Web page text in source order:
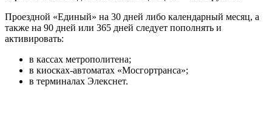
Проездной «Единый» на 30 дней либо календарный месяц, а
также на 90 дней или 365 дней следует пополнять и
активировать:
в кассах метрополитена;
в киосках-автоматах «Мосгортранса»;
в терминалах Элекснет.